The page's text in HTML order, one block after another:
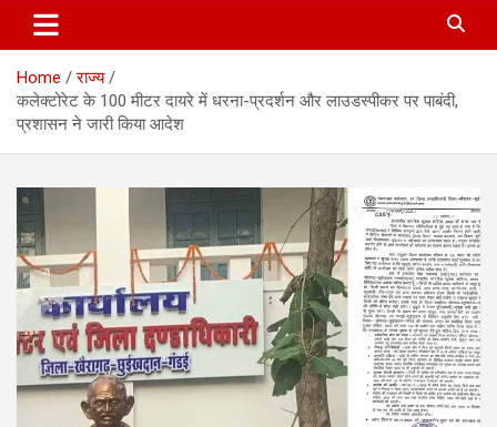
Home
राज्य
कलेक्टोरेट के 100 मीटर दायरे में धरना-प्रदर्शन और लाउडस्पीकर पर पाबंदी,
प्रशासन ने जारी किया आदेश